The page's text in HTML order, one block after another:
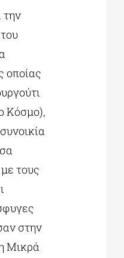
την
οποίας
Κόσμο),
τους
στην
Μικρά